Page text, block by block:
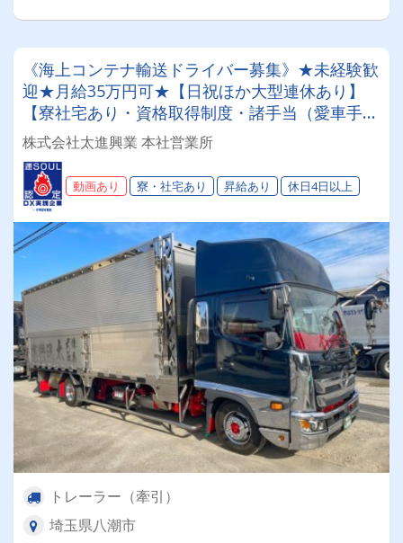
《海上コンテナ輸送ドライバー募集》★未経験歓
迎★月給35万円可★【日祝ほか大型連休あり】
【寮社宅あり・資格取得制度・諸手当（愛車手当
ほか）】大型車両へのステップアップをお考えの
方、必見♪
株式会社太進興業 本社営業所
動画あり 寮・社宅あり 昇給あり 休日4日以上
トレーラー（牽引）
埼玉県八潮市